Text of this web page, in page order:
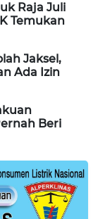
Raja Juli
Temukan
Jaksel,
Ada Izin
Beri